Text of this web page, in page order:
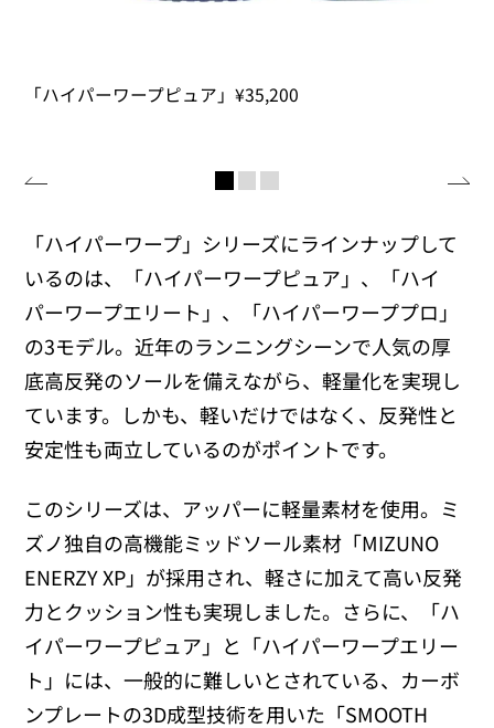
「ハイパーワープピュア」¥35,200
「ハイパーワープ」シリーズにラインナップして
いるのは、「ハイパーワープピュア」、「ハイ
パーワープエリート」、「ハイパーワーププロ」
の3モデル。近年のランニングシーンで人気の厚
底高反発のソールを備えながら、軽量化を実現し
ています。しかも、軽いだけではなく、反発性と
安定性も両立しているのがポイントです。
このシリーズは、アッパーに軽量素材を使用。ミ
ズノ独自の高機能ミッドソール素材「MIZUNO
ENERZY XP」が採用され、軽さに加えて高い反発
力とクッション性も実現しました。さらに、「ハ
イパーワープピュア」と「ハイパーワープエリー
ト」には、一般的に難しいとされている、カーボ
ンプレートの3D成型技術を用いた「SMOOTH